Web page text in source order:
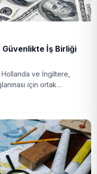
Güvenlikte İş Birliği
ve İngiltere,
için ortak
iş birliğine yöneltti.